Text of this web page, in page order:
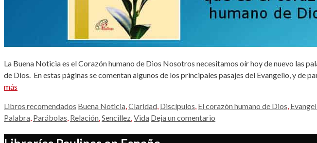
La Buena Noticia es el Corazón humano de Dios Nosotros necesitamos oír hoy de nuevo las
de Dios. En estas páginas se comentan algunos de los principales pasajes del Evangelio, y de
más
Categorías
Libros recomendados Etiquetas
Buena Noticia,Claridad, Discípulos, El corazón humano de Dios,
Palabra, Parábolas, Relación,Sencillez,Vida Deja un comentario